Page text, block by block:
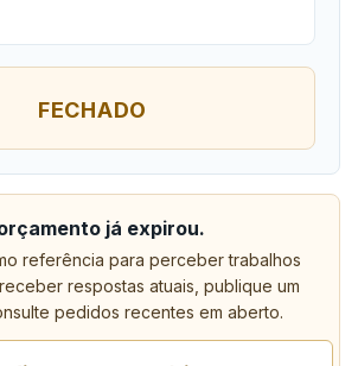
FECHADO
já expirou.
referência para perceber trabalhos
respostas atuais, publique um
pedidos recentes em aberto.